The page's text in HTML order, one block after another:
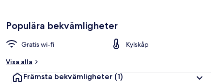
Populära bekvämligheter
Gratis wi-fi
Kylskåp
Visa alla
Främsta bekvämligheter (1)